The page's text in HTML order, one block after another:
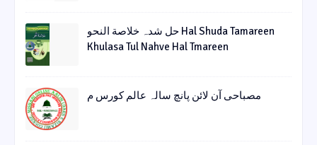
حل شدہ خلاصة النحو Hal Shuda Tamareen
Khulasa Tul Nahve Hal Tmareen
مصباحی آن لائن پانچ سالہ عالم کورس م